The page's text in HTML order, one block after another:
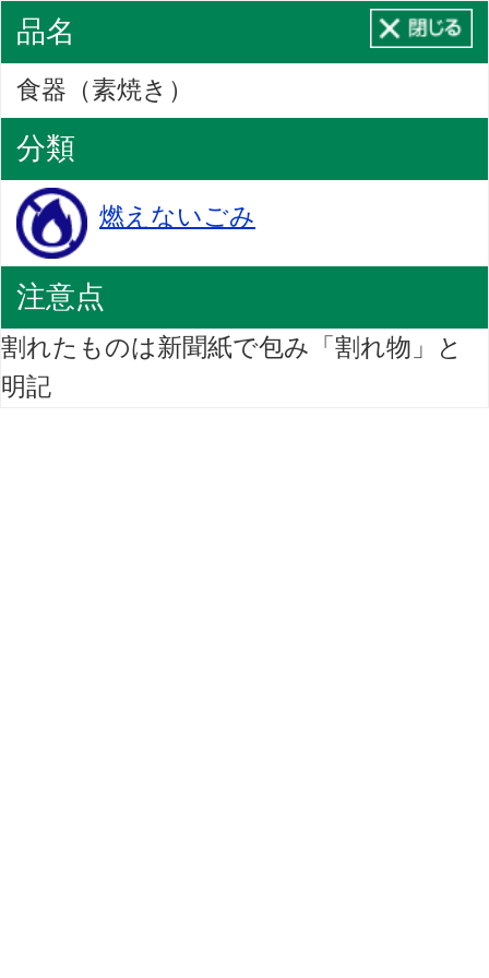
品名
食器（素焼き）
分類
燃えないごみ
注意点
割れたものは新聞紙で包み「割れ物」と
明記